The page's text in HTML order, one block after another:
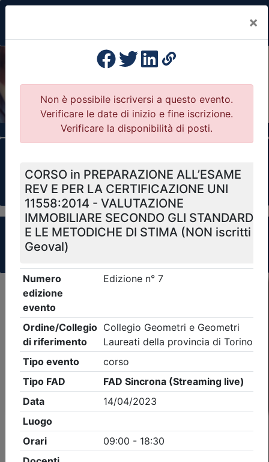
×
Previous
Il portale della formazione per Ordini e
Collegi Professionali
Clicca qui - espandi la sezione dei filtri ricerca
Criteri di ricerca applicati:
- Tipo Ordine/collegio: Geometri
- Ordine:
Torino- Eventi in programma dal8/8/2026
Dettagli evento